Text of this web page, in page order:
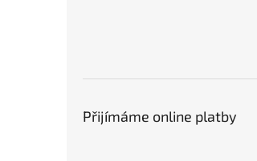
Přijímáme online platby